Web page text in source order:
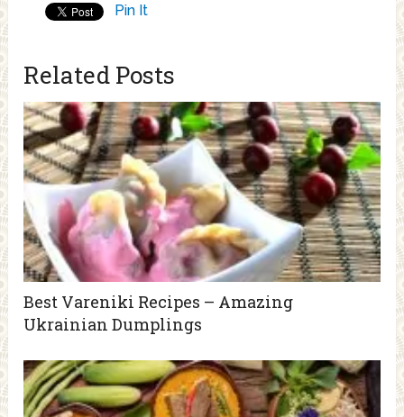
Pin It
Related Posts
Best Vareniki Recipes – Amazing
Ukrainian Dumplings